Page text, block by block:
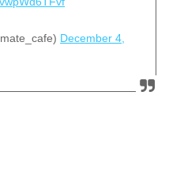
December 4,